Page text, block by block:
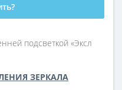
подсветкой «Эксл
ЗЕРКАЛА